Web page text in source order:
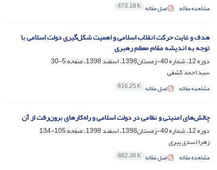
مشاهده مقاله اصل مقاله 473.18 K
هدف و غایت حرکت انقلاب اسلامی و اهمیت شکل‌گیری دولت اسلامی با
توجه به اندیشه مقام معظم رهبری
دوره 12، شماره 40-زمستان1398، اسفند 1398، صفحه
5-30
سید احمد کشفی
مشاهده مقاله اصل مقاله 616.25 K
چالش‌های امنیتی و نظامی در دولت اسلامی و راه‌کارهای برون‌رفت از آن
دوره 12، شماره 40-زمستان1398، اسفند 1398، صفحه
105-134
زهرا اسدی پیری
مشاهده مقاله اصل مقاله 882.36 K